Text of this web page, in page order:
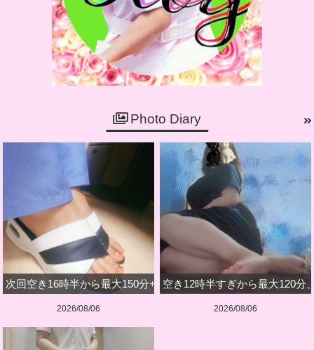
Photo Diary
次回空き16時半から最大150分+深夜のみです
2026/08/06
空き12時半すぎから最大120分
2026/08/06